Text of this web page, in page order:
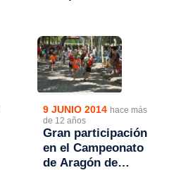
9 JUNIO 2014 hace más
de 12 años
Gran participación
en el Campeonato
de Aragón de